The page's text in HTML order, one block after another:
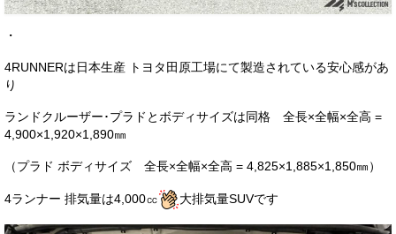
・
4RUNNERは日本生産 トヨタ田原工場にて製造されている安心感があ
り
ランドクルーザー･プラドとボディサイズは同格 全長×全幅×全高 =
4,900×1,920×1,890㎜
（プラド ボディサイズ 全長×全幅×全高 = 4,825×1,885×1,850㎜）
4ランナー 排気量は4,000㏄ 大排気量SUVです